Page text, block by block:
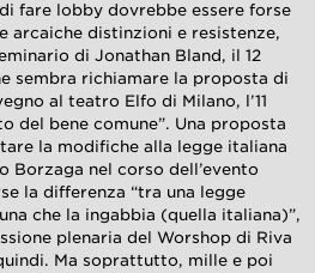
fare lobby dovrebbe essere forse
arcaiche distinzioni e resistenze,
di Jonathan Bland, il 12
sembra richiamare la proposta di
al teatro Elfo di Milano, l’11
del bene comune”. Una proposta
la modifiche alla legge italiana
Borzaga nel corso dell’evento
la differenza “tra una legge
che la ingabbia (quella italiana)”,
plenaria del Worshop di Riva
Ma soprattutto, mille e poi